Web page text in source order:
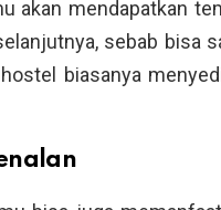
akan mendapatkan
sebab bisa
biasanya